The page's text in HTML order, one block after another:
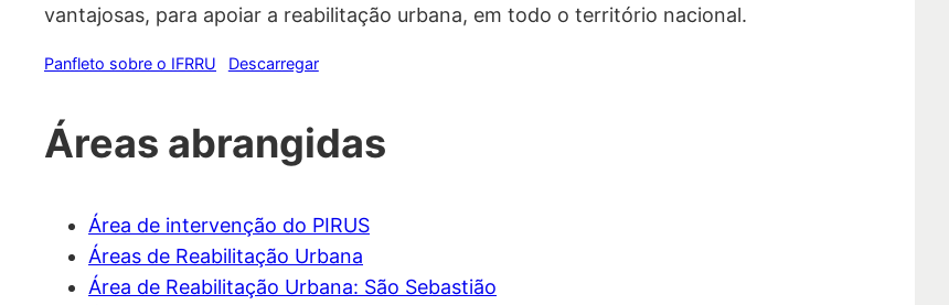
vantajosas, para apoiar a reabilitação urbana, em todo o território nacional.
Panfleto sobre o IFRRU Descarregar
Áreas abrangidas
Área de intervenção do PIRUS
Áreas de Reabilitação Urbana
Área de Reabilitação Urbana: São Sebastião